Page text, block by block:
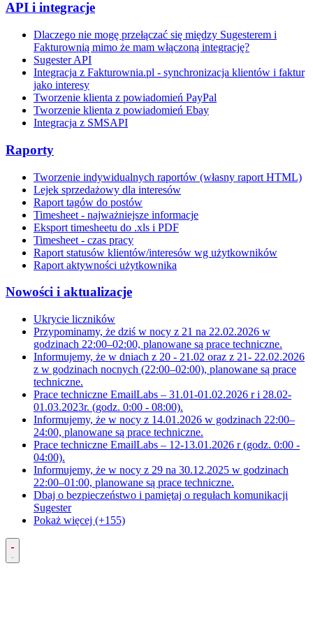
API i integracje
Dlaczego nie mogę przełączać się między Sugesterem i
Fakturownią mimo że mam włączoną integrację?
Sugester API
Integracja z Fakturownia.pl - synchronizacja klientów i faktur
jako interesy
Tworzenie klienta z powiadomień PayPal
Tworzenie klienta z powiadomień Ebay
Integracja z SMSAPI
Raporty
Tworzenie indywidualnych raportów (własny raport HTML)
Lejek sprzedażowy dla interesów
Raport tagów do postów
Timesheet - najważniejsze informacje
Eksport timesheetu do .xls i PDF
Timesheet - czas pracy
Raport statusów klientów/interesów wg użytkowników
Raport aktywności użytkownika
Nowości i aktualizacje
Ukrycie liczników
Przypominamy, że dziś w nocy z 21 na 22.02.2026 w
godzinach 22:00–02:00, planowane są prace techniczne.
Informujemy, że w dniach z 20 - 21.02 oraz z 21- 22.02.2026
z w godzinach nocnych (22:00–02:00), planowane są prace
techniczne.
Prace techniczne EmailLabs – 31.01-01.02.2026 r i 28.02-
01.03.2023r. (godz. 0:00 - 08:00).
Informujemy, że w nocy z 14.01.2026 w godzinach 22:00–
24:00, planowane są prace techniczne.
Prace techniczne EmailLabs – 12-13.01.2026 r (godz. 0:00 -
04:00).
Informujemy, że w nocy z 29 na 30.12.2025 w godzinach
22:00–01:00, planowane są prace techniczne.
Dbaj o bezpieczeństwo i pamiętaj o regułach komunikacji
Sugester
Pokaż więcej (+155)